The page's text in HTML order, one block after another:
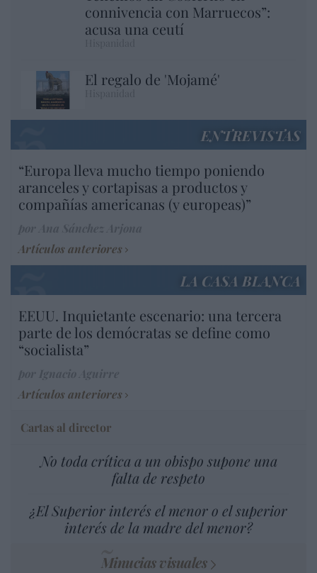
connivencia con Marruecos”:
acusa una ceutí
El regalo de 'Mojamé'
ENTREVISTAS
“Europa lleva mucho tiempo poniendo
aranceles y cortapisas a productos y
compañías americanas (y europeas)”
Artículos anteriores
LA CASA BLANCA
EEUU. Inquietante escenario: una tercera
parte de los demócratas se define como
“socialista”
Artículos anteriores
Cartas al director
No toda crítica a un obispo supone una
falta de respeto
¿El Superior interés el menor o el superior
interés de la madre del menor?
Minucias visuales